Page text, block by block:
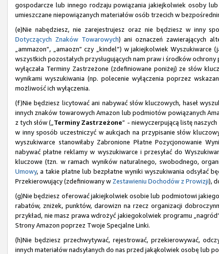
gospodarcze lub innego rodzaju powiązania jakiejkolwiek osoby
umieszczane niepowiązanych materiałów osób trzecich w
(e)Nie nabędziesz, nie zarejestrujesz oraz nie będziesz w inny
Dotyczących Znaków Towarowych) ani oznaczeń zawierających
„ammazon”, „amaozn” czy „kindel”) w jakiejkolwiek
wszystkich pozostałych przysługujących nam praw i środków
wyłączała Terminy Zastrzeżone (zdefiniowane poniżej) ze słów
wynikami wyszukiwania (np. polecenie wyłączenia poprzez
możliwość ich wyłączenia.
(f)Nie będziesz licytować ani nabywać słów kluczowych, haseł
innych znaków towarowych Amazon lub podmiotów powiązanych
z tych słów („ Terminy Zastrzeżone” - niewyczerpującą listę
w inny sposób uczestniczyć w aukcjach na przypisanie słów
wyszukiwarce stanowiłaby Zabronione Płatne Pozycjonowanie
nabywać płatne reklamy w wyszukiwarce i przesyłać do
kluczowe (tzn. w ramach wyników naturalnego, swobodnego,
Umowy, a takie płatne lub bezpłatne wyniki wyszukiwania odsyłać
Przekierowujący (zdefiniowany w Zestawieniu Dochodów z Prowizji),
(g)Nie będziesz oferować jakiejkolwiek osobie lub podmiotowi
rabatów, zniżek, punktów, darowizn na rzecz organizacji
przykład, nie masz prawa wdrożyć jakiegokolwiek programu
Strony Amazon poprzez Twoje Specjalne Linki.
(h)Nie będziesz przechwytywać, rejestrować, przekierowywać,
innych materiałów nadsyłanych do nas przed jakąkolwiek osobę lub